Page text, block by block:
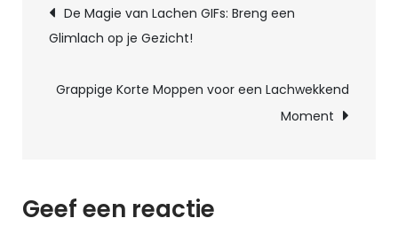
Wereld
Moppen
De Magie van Lachen GIFs: Breng een
Glimlach op je Gezicht!
Grappige Korte Moppen voor een Lachwekkend
Moment
Geef een reactie